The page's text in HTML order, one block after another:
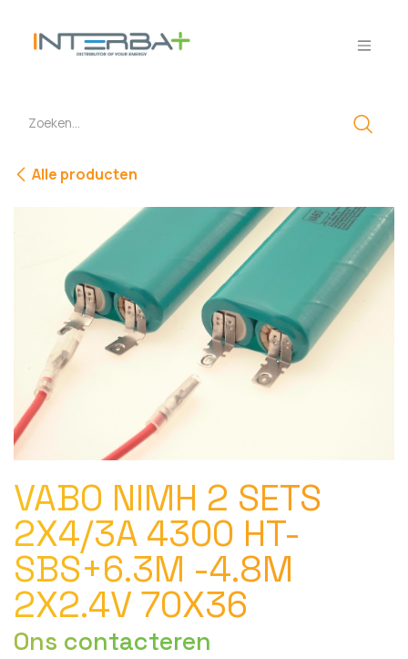
Alle producten
VABO NIMH 2 SETS
2X4/3A 4300 HT-
SBS+6.3M -4.8M
2X2.4V 70X36
Ons contacteren